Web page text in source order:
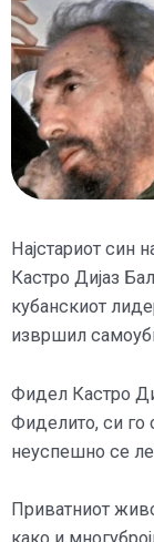
Најстариот син
Кастро Дијаз
кубанскиот
извршил
Фидел Кастро
Фиделито, си го
неуспешно се
Приватниот